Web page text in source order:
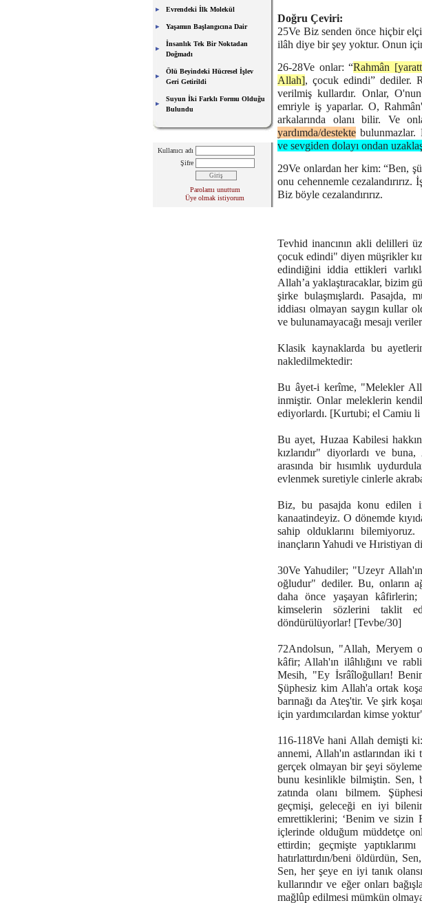
Evrendeki İlk Molekül
Yaşamın Başlangıcına Dair
İnsanlık Tek Bir Noktadan
Doğmadı
Ölü Beyindeki Hücresel İşlev
Geri Getirildi
Suyun İki Farklı Formu Olduğu
Bulundu
Kullanıcı adı
Şifre
Parolamı unuttum
Üye olmak istiyorum
Doğru Çeviri:
25Ve Biz senden önce hiçbir
ilâh diye bir şey yoktur. Onun
26-28Ve onlar: “Rahmân
Allah], çocuk edindi” dediler.
verilmiş kullardır. Onlar,
emriyle iş yaparlar. O,
arkalarında olanı bilir. Ve
yardımda/destekte
ve sevgiden dolayı ondan
29Ve onlardan her kim: “Ben,
onu cehennemle cezalandırırız.
Biz böyle cezalandırırız.
Tevhid inancının akli delilleri
çocuk edindi" diyen müşrikler
edindiğini iddia ettikleri
Allah’a yaklaştıracaklar, bizim
şirke bulaşmışlardı. Pasajda,
iddiası olmayan saygın kullar
ve bulunamayacağı mesajı
Klasik kaynaklarda bu
nakledilmektedir:
Bu âyet-i kerîme, "Melekler
inmiştir. Onlar meleklerin
ediyorlardı. [Kurtubi; el Camiu
Bu ayet, Huzaa Kabilesi
kızlarıdır" diyorlardı ve
arasında bir hısımlık
evlenmek suretiyle cinlerle
Biz, bu pasajda konu edilen
kanaatindeyiz. O dönemde
sahip olduklarını
inançların Yahudi ve Hıristiyan
30Ve Yahudiler; "Uzeyr
oğludur" dediler. Bu, onların
daha önce yaşayan
kimselerin sözlerini taklit
döndürülüyorlar! [Tevbe/30]
72Andolsun, "Allah, Meryem
kâfir; Allah'ın ilâhlığını ve
Mesih, "Ey İsrâîloğulları!
Şüphesiz kim Allah'a ortak
barınağı da Ateş'tir. Ve şirk
için yardımcılardan kimse
116-118Ve hani Allah demişti
annemi, Allah'ın astlarından iki
gerçek olmayan bir şeyi
bunu kesinlikle bilmiştin. Sen,
zatında olanı bilmem.
geçmişi, geleceği en iyi
emrettiklerini; ‘Benim ve sizin
içlerinde olduğum müddetçe
ettirdin; geçmişte
hatırlattırdın/beni öldürdün,
Sen, her şeye en iyi tanık
kullarındır ve eğer onları
mağlûp edilmesi mümkün